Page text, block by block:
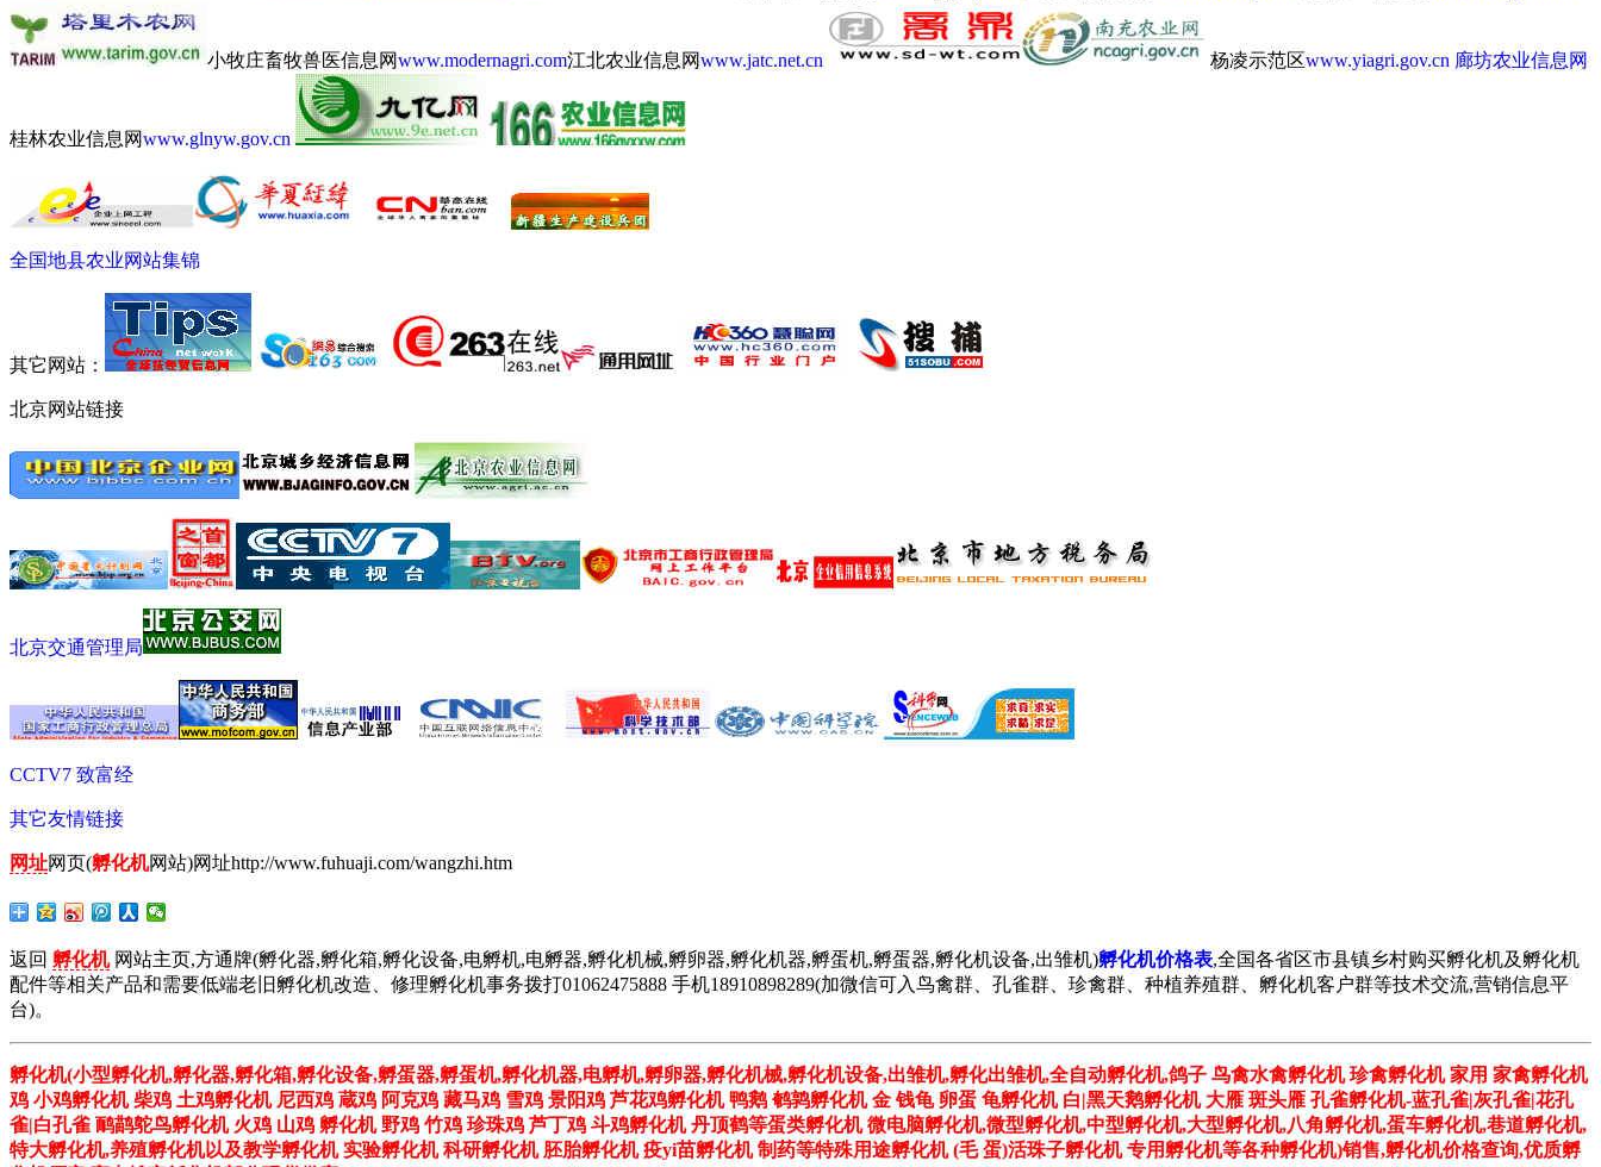
小牧庄畜牧兽医信息网www.modernagri.com江北农业信息网www.jatc.net.cn 杨凌示范区www.yiagri.gov.cn 廊坊农业信息网
桂林农业信息网www.glnyw.gov.cn
全国地县农业网站集锦
其它网站：
北京网站链接
北京交通管理局
CCTV7 致富经
其它友情链接
网址网页(孵化机网站)网址http://www.fuhuaji.com/wangzhi.htm
返回 孵化机网站主页,方通牌(孵化器,孵化箱,孵化设备,电孵机,电孵器,孵化机械,孵卵器,孵化机器,孵蛋机,孵蛋器,孵化机设备,出雏机)孵化机价格表,全国各省区市县镇乡村购买孵化机及孵化机
配件等相关产品和需要低端老旧孵化机改造、修理孵化机事务拨打01062475888 手机18910898289(加微信可入鸟禽群、孔雀群、珍禽群、种植养殖群、孵化机客户群等技术交流,营销信息平
台)。
孵化机(小型孵化机,孵化器,孵化箱,孵化设备,孵蛋器,孵蛋机,孵化机器,电孵机,孵卵器,孵化机械,孵化机设备,出雏机,孵化出雏机,全自动孵化机,鸽子 鸟禽水禽孵化机 珍禽孵化机 家用 家禽孵化机
鸡 小鸡孵化机 柴鸡 土鸡孵化机 尼西鸡 蔵鸡 阿克鸡 藏马鸡 雪鸡 景阳鸡 芦花鸡孵化机 鸭鹅 鹌鹑孵化机 金 钱龟 卵蛋 龟孵化机 白|黑天鹅孵化机 大雁 斑头雁 孔雀孵化机-蓝孔雀|灰孔雀|花孔
雀|白孔雀 鸸鹋鸵鸟孵化机 火鸡 山鸡 孵化机 野鸡 竹鸡 珍珠鸡 芦丁鸡 斗鸡孵化机 丹顶鹤等蛋类孵化机 微电脑孵化机,微型孵化机,中型孵化机,大型孵化机,八角孵化机,蛋车孵化机,巷道孵化机,
特大孵化机,养殖孵化机以及教学孵化机 实验孵化机 科研孵化机 胚胎孵化机 疫yi苗孵化机 制药等特殊用途孵化机 (毛 蛋)活珠子孵化机 专用孵化机等各种孵化机)销售,孵化机价格查询,优质孵